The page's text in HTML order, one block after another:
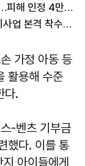
LH 전세사기 피해주택 매입 1만가구 돌파…피해 인정 4만건 넘어
LH, 인천 루원시티 북측구역 가로주택정비사업 본격 착수…국내 최대 규모
가정 아동 등
활용해 수준
다.
-벤츠 기부금
했다. 이를 통
아이들에게